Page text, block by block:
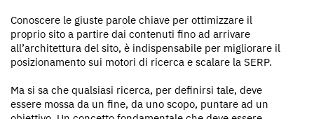
Conoscere le giuste parole chiave per ottimizzare il
proprio sito a partire dai contenuti fino ad arrivare
all’architettura del sito, è indispensabile per migliorare il
posizionamento sui motori di ricerca e scalare la SERP.
Ma si sa che qualsiasi ricerca, per definirsi tale, deve
essere mossa da un fine, da uno scopo, puntare ad un